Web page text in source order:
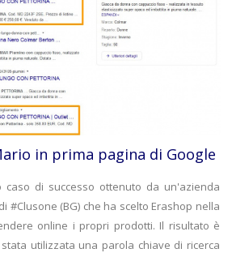
in prima pagina di Google
caso di successo ottenuto da un'azienda
#Clusone (BG) che ha scelto Erashop nella
online i propri prodotti. Il risultato è
utilizzata una parola chiave di ricerca